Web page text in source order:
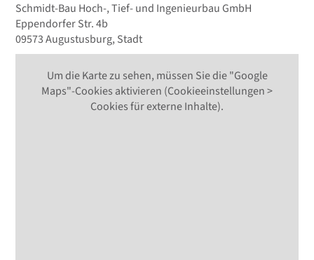
Schmidt-Bau Hoch-, Tief- und Ingenieurbau GmbH
Eppendorfer Str. 4b
09573 Augustusburg, Stadt
Um die Karte zu sehen, müssen Sie die "Google
Maps"-Cookies aktivieren (Cookieeinstellungen >
Cookies für externe Inhalte).